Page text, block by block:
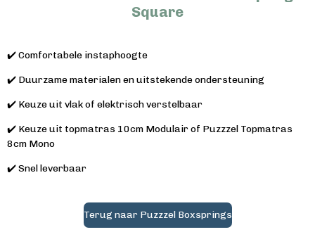
Square
✔️ Comfortabele instaphoogte
✔️ Duurzame materialen en uitstekende ondersteuning
✔️ Keuze uit vlak of elektrisch verstelbaar
✔️ Keuze uit topmatras 10cm Modulair of Puzzzel Topmatras
8cm Mono
✔️ Snel leverbaar
Terug naar Puzzzel Boxsprings